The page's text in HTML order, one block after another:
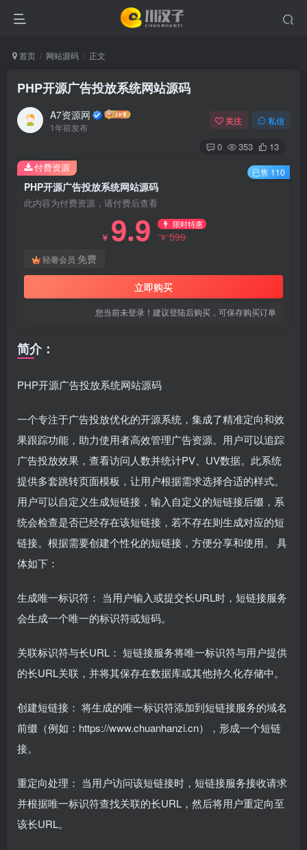
首页 网站源码 正文
PHP开源广告投放系统网站源码
A7资源网
1年前发布
关注 私信
0 353 13
PHP开源广告投放系统网站源码
此内容为付费资源，请付费后查看
￥ 9.9 限时特惠
￥599
轻奢会员 免费
立即购买
您当前未登录！建议登陆后购买，可保存购买订单
付费资源 已售 110
简介：
PHP开源广告投放系统网站源码
一个专注于广告投放优化的开源系统，集成了精准定向和效
果跟踪功能，助力使用者高效管理广告资源。用户可以追踪
广告投放效果，查看访问人数并统计PV、UV数据。此系统
提供多套跳转页面模板，让用户根据需求选择合适的样式。
用户可以自定义生成短链接，输入自定义的短链接后缀，系
统会检查是否已经存在该短链接，若不存在则生成对应的短
链接。根据需要创建个性化的短链接，方便分享和使用。 具
体如下：
生成唯一标识符： 当用户输入或提交长URL时，短链接服务
会生成一个唯一的标识符或短码。
关联标识符与长URL： 短链接服务将唯一标识符与用户提供
的长URL关联，并将其保存在数据库或其他持久化存储中。
创建短链接： 将生成的唯一标识符添加到短链接服务的域名
前缀（例如：https://www.chuanhanzi.cn），形成一个短链
接。
重定向处理： 当用户访问该短链接时，短链接服务接收请求
并根据唯一标识符查找关联的长URL，然后将用户重定向至
该长URL。